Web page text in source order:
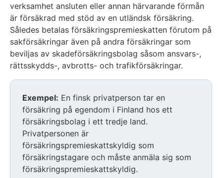
verksamhet ansluten eller annan härvarande förmån
är försäkrad med stöd av en utländsk försäkring.
Således betalas försäkringspremieskatten förutom på
sakförsäkringar även på andra försäkringar som
beviljas av skadeförsäkringsbolag såsom ansvars-,
rättsskydds-, avbrotts- och trafikförsäkringar.
Exempel: En finsk privatperson tar en
försäkring på egendom i Finland hos ett
försäkringsbolag i ett tredje land.
Privatpersonen är
försäkringspremieskattskyldig som
försäkringstagare och måste anmäla sig som
försäkringspremieskattskyldig.